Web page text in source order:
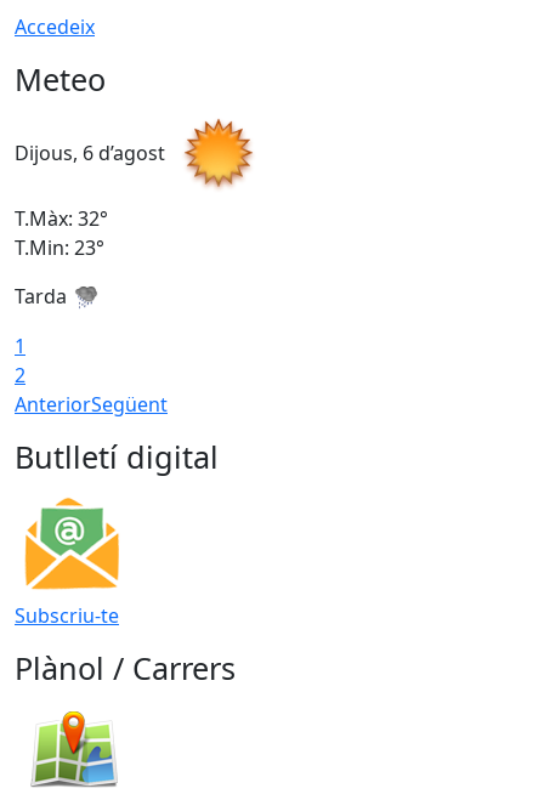
Accedeix
Meteo
Dijous, 6 d’agost
T.Màx: 32°
T.Min: 23°
Tarda
1
2
AnteriorSegüent
Butlletí digital
Subscriu-te
Plànol / Carrers